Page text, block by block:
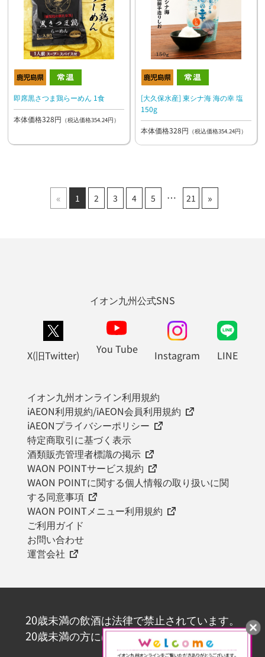
即席黒さつま鶏らーめん 1食
本体価格328円 （税込価格354.24円）
[大久保水産] 東シナ海 海の幸 塩
150g
本体価格328円 （税込価格354.24円）
« 1 2 3 4 5 21 »
イオン九州公式SNS
X(旧Twitter) You Tube Instagram LINE
イオン九州オンライン利用規約
iAEON利用規約/iAEON会員利用規約
iAEONプライバシーポリシー
特定商取引に基づく表示
酒類販売管理者標識の掲示
WAON POINTサービス規約
WAON POINTに関する個人情報の取り扱いに関
する同意事項
WAON POINTメニュー利用規約
ご利用ガイド
お問い合わせ
運営会社
20歳未満の飲酒は法律で禁止されています。
20歳未満の方にはお酒を販売いたしません。